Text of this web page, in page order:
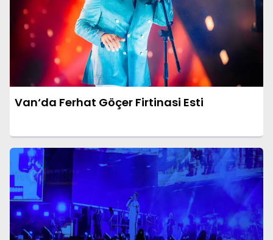
Van‘da Ferhat Göçer Firtinasi Esti